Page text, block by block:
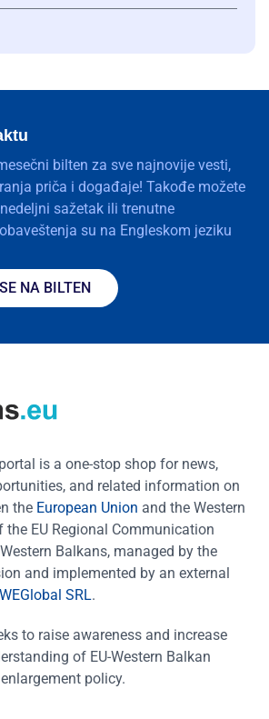
bilten za sve najnovije vesti,
priča i događaje! Takođe možete
sažetak ili trenutne
su na Engleskom jeziku
NA BILTEN
is a one-stop shop for news,
and related information on
the European Union and the Western
the EU Regional Communication
Balkans, managed by the
and implemented by an external
WEGlobal SRL.
to raise awareness and increase
of EU-Western Balkan
policy.